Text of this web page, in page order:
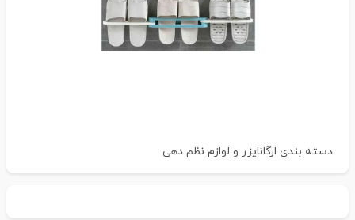
دسته بندیارگانایزر و لوازم نظم دهی